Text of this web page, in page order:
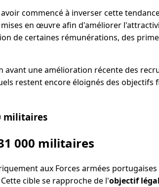
commencé à inverser cette
en œuvre afin d'améliorer
de certaines rémunérations, des
avant une amélioration récente des
restent encore éloignés des objectifs
militaires
000 militaires
aux Forces armées
cible se rapproche de l'objectif